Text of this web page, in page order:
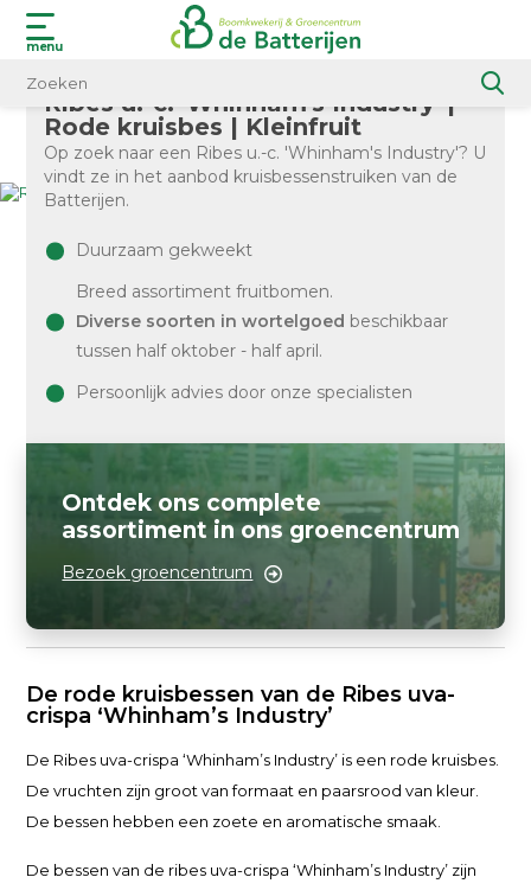
menu
Home
Ribes u.-c. 'Whinham's Industry' |
Rode kruisbes | Kleinfruit
Op zoek naar een Ribes u.-c. 'Whinham's Industry'? U
vindt ze in het aanbod kruisbessenstruiken van de
Batterijen.
Duurzaam gekweekt
Breed assortiment fruitbomen.
Diverse soorten in wortelgoed beschikbaar
tussen half oktober - half april.
Persoonlijk advies door onze specialisten
Ontdek ons complete
assortiment in ons groencentrum
Bezoek groencentrum
De rode kruisbessen van de Ribes uva-
crispa ‘Whinham’s Industry’
De Ribes uva-crispa ‘Whinham’s Industry’ is een rode kruisbes.
De vruchten zijn groot van formaat en paarsrood van kleur.
De bessen hebben een zoete en aromatische smaak.
De bessen van de ribes uva-crispa ‘Whinham’s Industry’ zijn